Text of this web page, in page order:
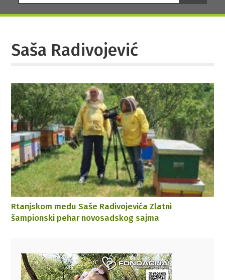
Saša Radivojević
Rtanjskom medu Saše Radivojevića Zlatni
šampionski pehar novosadskog sajma